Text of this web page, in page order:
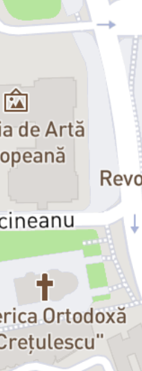
2h 30’ (cu pauză)
Data premierei:13 septembrie
Lucian
Morticia Addams:
Camelia
Wednesday Addams:
Ana
Pugsley Addams:
Mihai Cheregi
Unchiul Fester:Mihai Mitrea /
Bunica: Oana Pușcatu
Lurch:Mircea Alexandru Băluță
Alice Beineke:
Maria Alexievici
Doru Bem
Dan
Strămoșii:
Marchiza:Andreea Hristu
Iulia Samson
Balerina:
Loredana
Clownul:Alex Popa
Dan Clucinschi
Gangsterul:
Ovidiu Ușvat